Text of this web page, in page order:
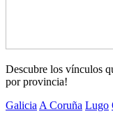
Descubre los vínculos
por provincia!
Galicia A Coruña Lugo